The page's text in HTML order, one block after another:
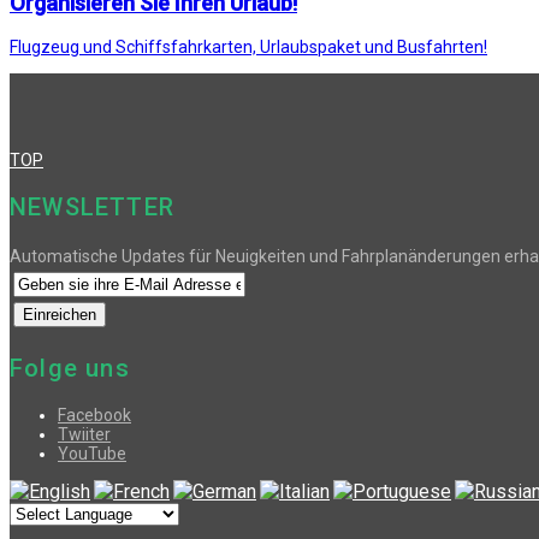
Flugzeug und Schiffsfahrkarten, Urlaubspaket und Busfahrten!
TOP
NEWSLETTER
Automatische Updates für Neuigkeiten und Fahrplanänderungen
Folge uns
Facebook
Twiiter
YouTube